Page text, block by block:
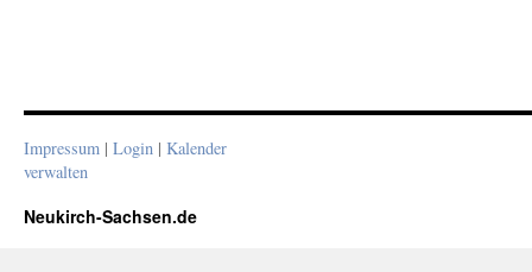
Impressum | Login | Kalender
verwalten
Neukirch-Sachsen.de